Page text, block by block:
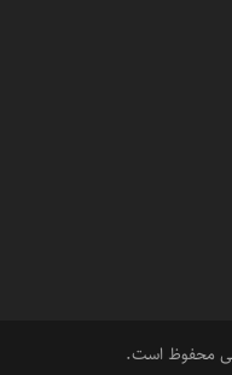
محفوظ است.